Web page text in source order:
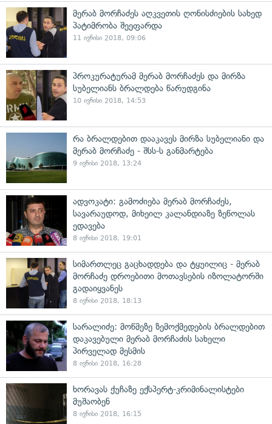
მერაბ მორჩაძეს აღკვეთის ღონისძიების სახედ
პატიმრობა შეეფარდა
11 ივნისი 2018, 09:06
პროკურატურამ მერაბ მორჩაძეს და მირზა
სუბელიანს ბრალდება წარუდგინა
10 ივნისი 2018, 14:53
რა ბრალდებით დააკავეს მირზა სუბელიანი და
მერაბ მორჩაძე - შსს-ს განმარტება
9 ივნისი 2018, 13:24
ადვოკატი: გამოძიება მერაბ მორჩაძეს,
სავარაუდოდ, მიხეილ კალანდიაზე ზეწოლას
ედავება
8 ივნისი 2018, 19:01
სიმართლეც გაცხადდება და ტყუილიც - მერაბ
მორჩაძე დროებითი მოთავსების იზოლატორში
გადაიყვანეს
8 ივნისი 2018, 18:13
სარალიძე: მოწმეზე ზემოქმედების ბრალდებით
დაკავებული მერაბ მორჩაძის სახელი
პირველად მესმის
8 ივნისი 2018, 16:28
ხორავას ქუჩაზე ექსპერტ-კრიმინალისტები
მუშაობენ
8 ივნისი 2018, 16:15